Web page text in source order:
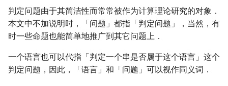
最小表示法
Lyndon 分解
Main–Lorentz 算法
离散对数
高次剩余 & 单位根
数论分块
数值算法
序理论
杨氏矩阵
K-D Tree
动态树
析合树
二分图
平面图
弦图
EXPTIME
NTIME
NP
判定问题由于其简洁性而常常被作为计算理论研究的对象．
本文中不加说明时，「问题」都指「判定问题」，当然，有
时一些命题也能简单地推广到其它问题上．
一个语言也可以代指「判定一个串是否属于这个语言」这个
判定问题，因此，「语言」和「问题」可以视作同义词．